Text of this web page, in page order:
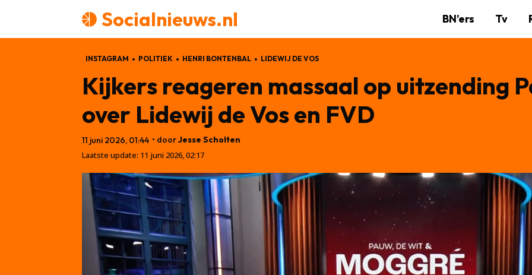
Socialnieuws.nl BN’ers Tv
INSTAGRAM POLITIEK HENRI BONTENBAL LIDEWIJ DE VOS
Kijkers reageren massaal op uitzending
over Lidewij de Vos en FVD
11 juni 2026, 01:44 • doorJesse Scholten
Laatste update: 11 juni 2026, 02:17